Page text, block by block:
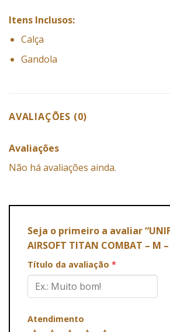
Itens Inclusos:
Calça
Gandola
AVALIAÇÕES (0)
Avaliações
Não há avaliações ainda.
Seja o primeiro a avaliar
AIRSOFT TITAN COMBAT – M
Título da avaliação *
Atendimento